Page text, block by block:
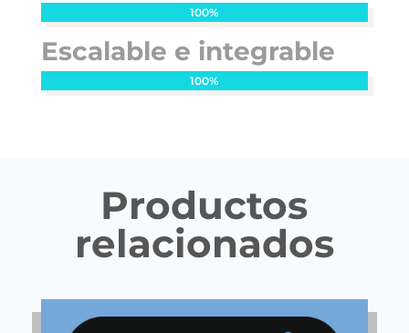
100%
100%
Escalable e integrable
100%
100%
Productos
relacionados